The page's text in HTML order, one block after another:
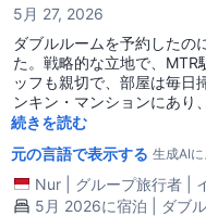
5月 27, 2026
ダブルルームを予約したの
た。戦略的な立地で、MTR
ッフも親切で、部屋は毎日
ンキン・マンションにあり
うな場所を通らなければな
続きを読む
元の言語で表示する 生成AI
Nur グループ旅行者
5月 2026に宿泊 | ダブ